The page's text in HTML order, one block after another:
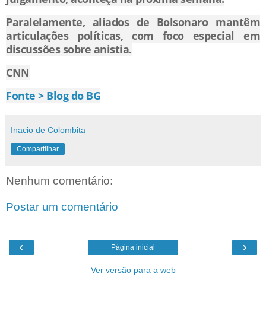
Paralelamente, aliados de Bolsonaro mantêm
articulações políticas, com foco especial em
discussões sobre anistia.
CNN
Fonte > Blog do BG
Inacio de Colombita
Compartilhar
Nenhum comentário:
Postar um comentário
‹ ›
Página inicial
Ver versão para a web